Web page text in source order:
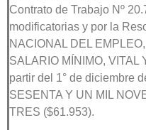
Contrato de Trabajo Nº
modificatorias y por la
NACIONAL DEL
SALARIO MÍNIMO, VITAL
partir del 1° de diciembre
SESENTA Y UN MIL
TRES ($61.953).